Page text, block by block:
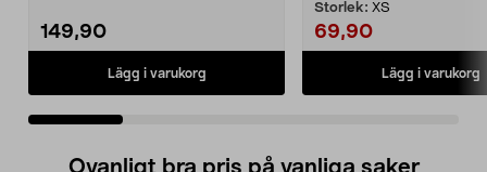
149,90
Lägg i varukorg
Storlek: XS
69,90
Lägg i varukorg
Ovanligt bra pris på vanliga saker